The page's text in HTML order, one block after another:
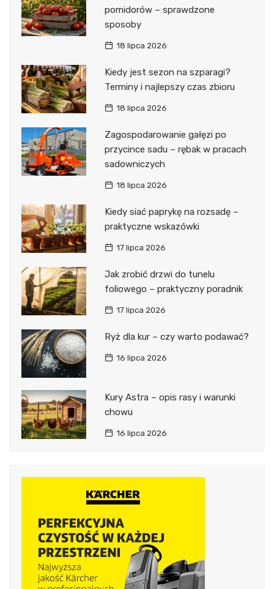
pomidorów – sprawdzone
sposoby
18 lipca 2026
Kiedy jest sezon na szparagi?
Terminy i najlepszy czas zbioru
18 lipca 2026
Zagospodarowanie gałęzi po
przycince sadu – rębak w pracach
sadowniczych
18 lipca 2026
Kiedy siać paprykę na rozsadę –
praktyczne wskazówki
17 lipca 2026
Jak zrobić drzwi do tunelu
foliowego – praktyczny poradnik
17 lipca 2026
Ryż dla kur – czy warto podawać?
16 lipca 2026
Kury Astra – opis rasy i warunki
chowu
16 lipca 2026